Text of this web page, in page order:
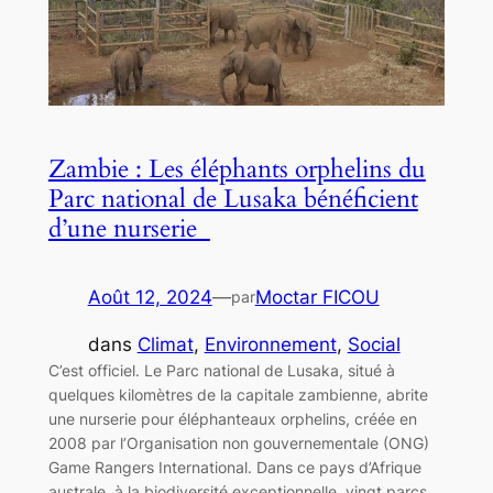
Zambie : Les éléphants orphelins du
Parc national de Lusaka bénéficient
d’une nurserie
Août 12, 2024—parMoctar FICOU
dans Climat, Environnement, Social
C’est officiel. Le Parc national de Lusaka, situé à
quelques kilomètres de la capitale zambienne, abrite
une nurserie pour éléphanteaux orphelins, créée en
2008 par l’Organisation non gouvernementale (ONG)
Game Rangers International. Dans ce pays d’Afrique